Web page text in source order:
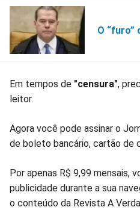
O “furo”
Em tempos de "censura",
leitor.
Agora você pode assinar o
de boleto bancário, cartão de
Por apenas R$ 9,99 mensais,
publicidade durante a sua
o conteúdo da Revista A